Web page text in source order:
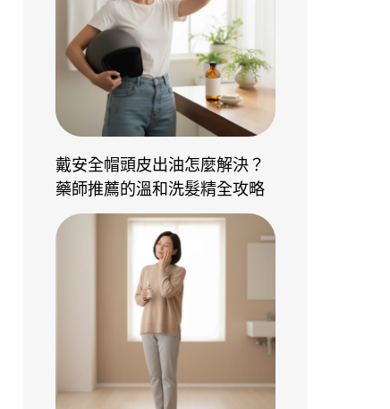
戴安全帽頭皮出油怎麼解決？
藥師推薦的溫和洗髮精全攻略